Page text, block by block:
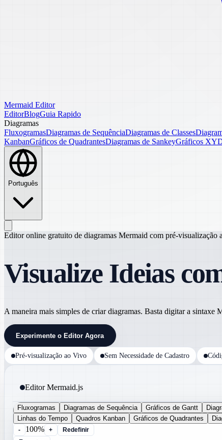
Mermaid Editor
EditorBlogGuia Rapido
Diagramas
FluxogramasDiagramas de SequênciaDiagramas de Classes
KanbanGráficos de QuadrantesDiagramas de SankeyGráficos XY
Português
Editor online gratuito de diagramas Mermaid com pré-visualização
Visualize Ideias
A maneira mais simples de criar diagramas. Basta digitar a sintaxe
Experimente o Editor Agora
Pré-visualização ao Vivo Sem Necessidade de Cadastro
Editor Mermaid.js
Fluxogramas Diagramas de Sequência Gráficos de Gantt
Linhas do Tempo
Quadros Kanban Gráficos de Quadrantes
- 100% +
Redefinir